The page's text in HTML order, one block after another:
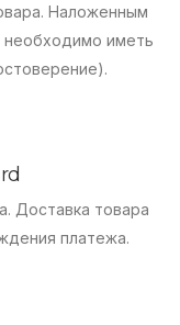
Наложенным
иметь
Доставка товара
платежа.